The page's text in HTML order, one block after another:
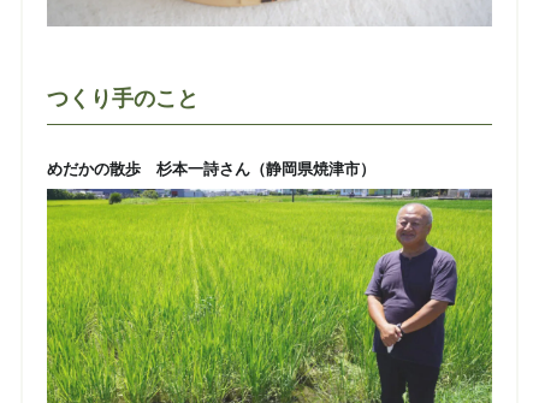
つくり手のこと
めだかの散歩 杉本一詩さん（静岡県焼津市）